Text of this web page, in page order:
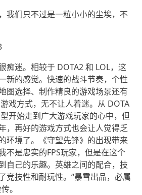
我们只不过是一粒小小的尘埃，不
痴迷。相较于 DOTA2 和 LOL，这
新的感觉。快速的战斗节奏，个性
图选择、制作精良的游戏场景还有
戏方式，无不让人着迷。从 DOTA
开始走到广大游戏玩家的心中，但
，再好的游戏方式也会让人觉得乏
环境了。《守望先锋》的出现带来
不是忠实的FPS玩家，但是在这个
自己的乐趣。英雄之间的配合，技
竞技性和耐玩性。“暴雪出品，必属
。